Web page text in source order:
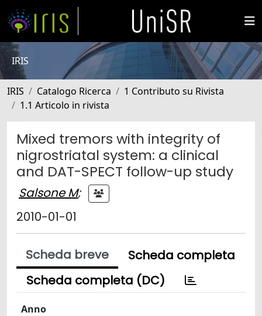
IRIS
IRIS Catalogo Ricerca
1 Contributo su Rivista
1.1 Articolo in rivista
Mixed tremors with integrity of
nigrostriatal system: a clinical
and DAT-SPECT follow-up study
Salsone M;
2010-01-01
Scheda breve
Scheda completa
Scheda completa (DC)
Anno